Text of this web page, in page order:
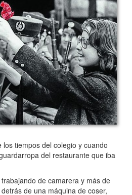
tiempos del colegio y cuando
del restaurante que iba
de camarera y más de
de una máquina de coser,